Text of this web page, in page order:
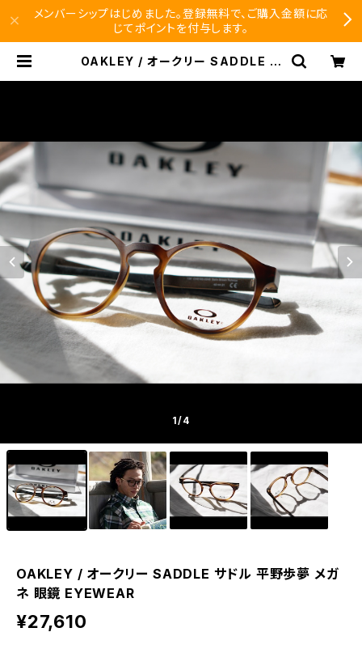
メンバーシップはじめました。登録無料で、ご購入金額に応
じてポイントを付与します。
OAKLEY / オークリー SADDLE サ
1/4
OAKLEY / オークリー SADDLE サドル 平野歩夢 メガ
ネ 眼鏡 EYEWEAR
¥27,610